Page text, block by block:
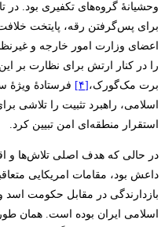
برای پس‌گرفتن رقه، پایتخت
را در کنار ارتش برای نظارت بر
برت مک‌گورک، [۴]
فرستادۀ ویژۀ
اسلامی، راهبرد تثبیت را تلاشی
استقرار منطقه‌ای امن تبیین کرد.
در حالی که هدف اصلی تلاش‌ها و
داعش بود، مقامات امریکایی
بازدارندگی در مقابل حکومت اسد
اسلامی ایران بوده است. همان